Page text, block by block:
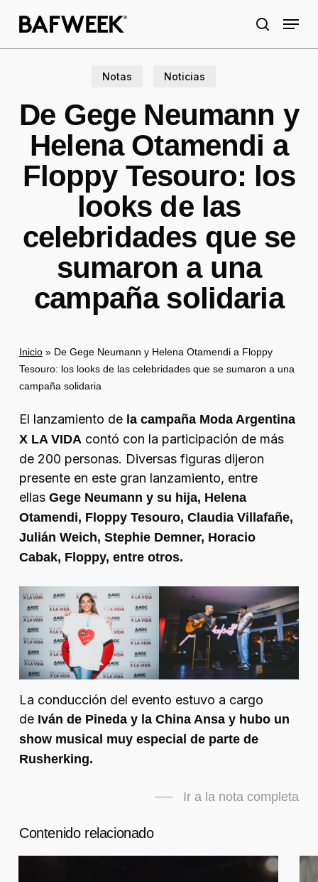
search
Menu
Notas Noticias
De Gege Neumann y
Helena Otamendi a
Floppy Tesouro: los
looks de las
celebridades que se
sumaron a una
campaña solidaria
Inicio» De Gege Neumann y Helena Otamendi a Floppy
Tesouro: los looks de las celebridades que se sumaron a una
campaña solidaria
El lanzamiento dela campaña Moda Argentina
X LA VIDA contó con la participación de más
de 200 personas. Diversas figuras dijeron
presente en este gran lanzamiento, entre
ellas Gege Neumann y su hija, Helena
Otamendi, Floppy Tesouro, Claudia Villafañe,
Julián Weich, Stephie Demner, Horacio
Cabak, Floppy, entre otros.
La conducción del evento estuvo a cargo
de Iván de Pineda y la China Ansa y hubo un
show musical muy especial de parte de
Rusherking.
Ir a la nota completa
Contenido relacionado